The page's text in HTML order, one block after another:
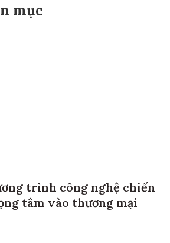
mục
trình công nghệ chiến
tâm vào thương mại